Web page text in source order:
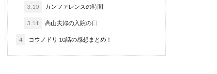
3.10 カンファレンスの時間
3.11 高山夫婦の入院の日
4 コウノドリ 10話の感想まとめ！